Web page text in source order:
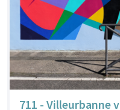
711 - Villeurbanne